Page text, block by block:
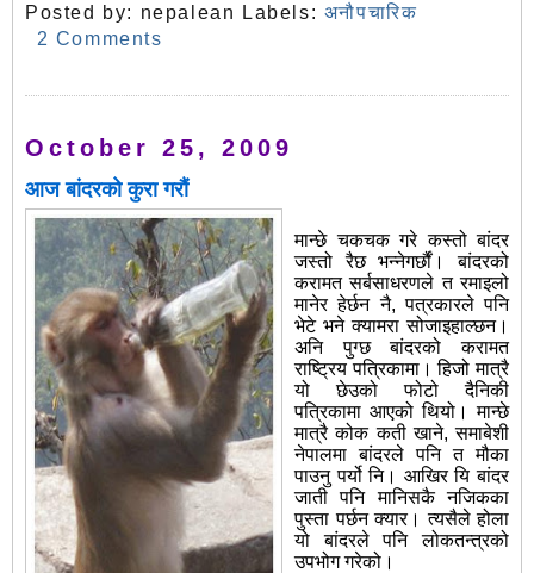
Posted by: nepalean Labels: अनौपचारिक
2 Comments
October 25, 2009
आज बांदरको कुरा गरौं
मान्छे चकचक गरे कस्तो बांदर
जस्तो रैछ भन्नेगर्छौं। बांदरको
करामत सर्बसाधरणले त रमाइलो
मानेर हेर्छन नै, पत्रकारले पनि
भेटे भने क्यामरा सोजाइहाल्छन।
अनि पुग्छ बांदरको करामत
राष्ट्रिय पत्रिकामा। हिजो मात्रै
यो छेउको फोटो दैनिकी
पत्रिकामा आएको थियो। मान्छे
मात्रै कोक कती खाने, समाबेशी
नेपालमा बांदरले पनि त मौका
पाउनु पर्यो नि। आखिर यि बांदर
जाती पनि मानिसकै नजिकका
पुस्ता पर्छन क्यार। त्यसैले होला
यो बांदरले पनि लोकतन्त्रको
उपभोग गरेको।